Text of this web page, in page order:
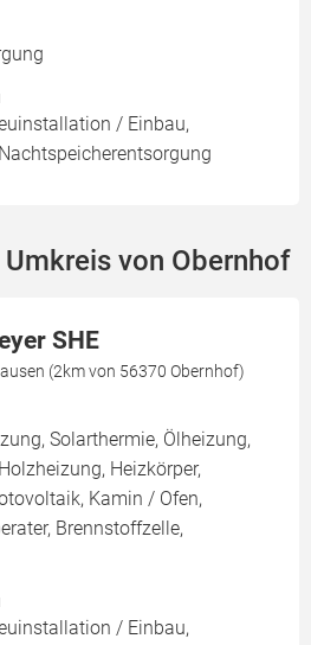
/ Einbau,
von Obernhof
SHE
(2km von 56370 Obernhof)
Solarthermie, Ölheizung,
Heizkörper,
Kamin / Ofen,
Brennstoffzelle,
/ Einbau,